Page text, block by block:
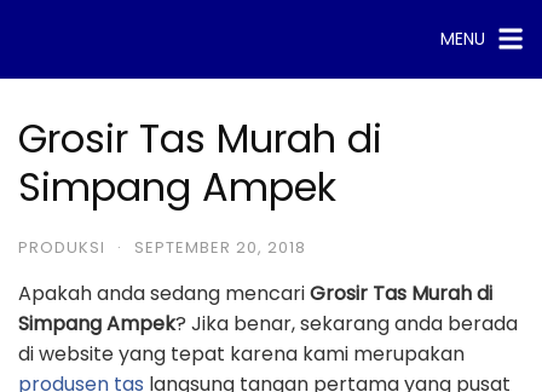
content
MENU
Grosir Tas Murah di
Simpang Ampek
PRODUKSI · SEPTEMBER 20, 2018
Apakah anda sedang mencariGrosir Tas Murah di
Simpang Ampek? Jika benar, sekarang anda berada
di website yang tepat karena kami merupakan
produsen tas langsung tangan pertama yang pusat